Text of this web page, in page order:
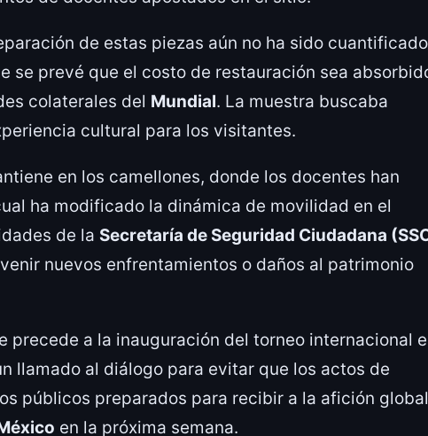
de estas piezas aún no ha sido cuantificado
se prevé que el costo de restauración sea
colaterales del Mundial. La muestra buscaba
cultural para los visitantes.
en los camellones, donde los docentes han
ha modificado la dinámica de movilidad en el
de la Secretaría de Seguridad Ciudadana
nuevos enfrentamientos o daños al patrimonio
precede a la inauguración del torneo internacional
llamado al diálogo para evitar que los actos de
públicos preparados para recibir a la afición global
en la próxima semana.